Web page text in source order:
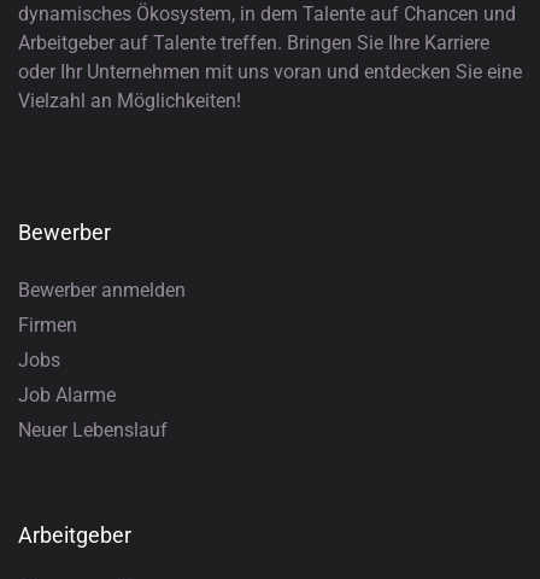
dynamisches Ökosystem, in dem Talente auf Chancen und
Arbeitgeber auf Talente treffen. Bringen Sie Ihre Karriere
oder Ihr Unternehmen mit uns voran und entdecken Sie eine
Vielzahl an Möglichkeiten!
Bewerber
Bewerber anmelden
Firmen
Jobs
Job Alarme
Neuer Lebenslauf
Arbeitgeber